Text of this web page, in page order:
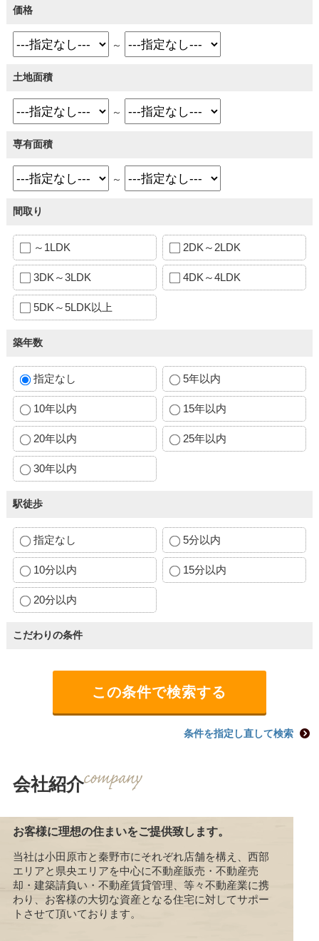
価格
～
土地面積
～
専有面積
～
間取り
～1LDK 2DK～2LDK
3DK～3LDK 4DK～4LDK
5DK～5LDK以上
築年数
指定なし 5年以内
10年以内 15年以内
20年以内 25年以内
30年以内
駅徒歩
指定なし 5分以内
10分以内 15分以内
20分以内
こだわりの条件
条件を指定し直して検索
会社紹介
お客様に理想の住まいをご提供致します。
当社は小田原市と秦野市にそれぞれ店舗を構え、西部
エリアと県央エリアを中心に不動産販売・不動産売
却・建築請負い・不動産賃貸管理、等々不動産業に携
わり、お客様の大切な資産となる住宅に対してサポー
トさせて頂いております。